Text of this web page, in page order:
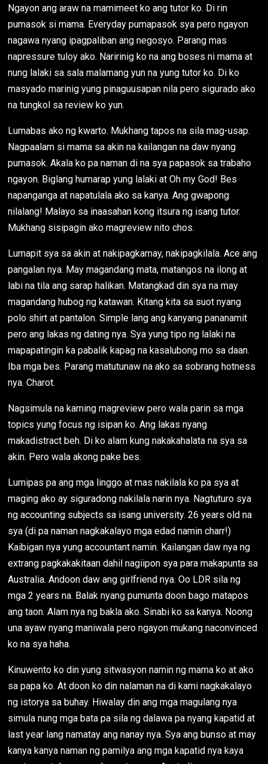
Ngayon ang araw na mamimeet ko ang tutor ko. Di rin
pumasok si mama. Everyday pumapasok sya pero ngayon
nagawa nyang ipagpaliban ang negosyo. Parang mas
napressure tuloy ako. Naririnig ko na ang boses ni mama at
nung lalaki sa sala malamang yun na yung tutor ko. Di ko
masyado marinig yung pinaguusapan nila pero sigurado ako
na tungkol sa review ko yun.
Lumabas ako ng kwarto. Mukhang tapos na sila mag-usap.
Nagpaalam si mama sa akin na kailangan na daw nyang
pumasok. Akala ko pa naman di na sya papasok sa trabaho
ngayon. Biglang humarap yung lalaki at Oh my God! Bes
napanganga at napatulala ako sa kanya. Ang gwapong
nilalang! Malayo sa inaasahan kong itsura ng isang tutor.
Mukhang sisipagin ako magreview nito chos.
Lumapit sya sa akin at nakipagkamay, nakipagkilala. Ace ang
pangalan nya. May magandang mata, matangos na ilong at
labi na tila ang sarap halikan. Matangkad din sya na may
magandang hubog ng katawan. Kitang kita sa suot nyang
polo shirt at pantalon. Simple lang ang kanyang pananamit
pero ang lakas ng dating nya. Sya yung tipo ng lalaki na
mapapatingin ka pabalik kapag na kasalubong mo sa daan.
Iba mga bes. Parang matutunaw na ako sa sobrang hotness
nya. Charot.
Nagsimula na kaming magreview pero wala parin sa mga
topics yung focus ng isipan ko. Ang lakas nyang
makadistract beh. Di ko alam kung nakakahalata na sya sa
akin. Pero wala akong pake bes.
Lumipas pa ang mga linggo at mas nakilala ko pa sya at
maging ako ay siguradong nakilala narin nya. Nagtuturo sya
ng accounting subjects sa isang university. 26 years old na
sya (di pa naman nagkakalayo mga edad namin charr!)
Kaibigan nya yung accountant namin. Kailangan daw nya ng
extrang pagkakakitaan dahil nagiipon sya para makapunta sa
Australia. Andoon daw ang girlfriend nya. Oo LDR sila ng
mga 2 years na. Balak nyang pumunta doon bago matapos
ang taon. Alam nya ng bakla ako. Sinabi ko sa kanya. Noong
una ayaw nyang maniwala pero ngayon mukang naconvinced
ko na sya haha.
Kinuwento ko din yung sitwasyon namin ng mama ko at ako
sa papa ko. At doon ko din nalaman na di kami nagkakalayo
ng istorya sa buhay. Hiwalay din ang mga magulang nya
simula nung mga bata pa sila ng dalawa pa nyang kapatid at
last year lang namatay ang nanay nya. Sya ang bunso at may
kanya kanya naman ng pamilya ang mga kapatid nya kaya